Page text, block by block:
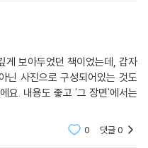
학.
아낸 그림책
담아낸 가희작가의 시선이
.
단면이 자연의 풍부한 색감과
연과도 같은, 장면을 연출하기
게 보아두었던 책이었는데, 갑자
닌 사진으로 구성되어있는 것도
요. 내용도 좋고 '그 장면'에서는
0 댓글0